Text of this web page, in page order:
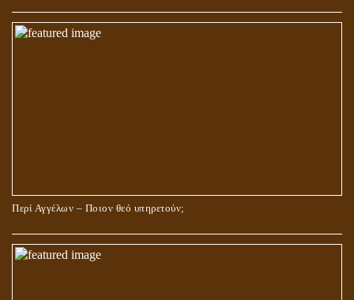
Περί Αγγέλων – Ποιον θεό υπηρετούν;